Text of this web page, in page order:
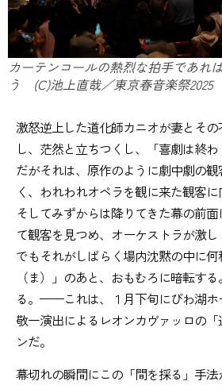
カーテンコールの熱烈な拍手であれ
う (C)池上直哉／東京春音楽祭2025
激怒逆上した道化師カニオが妻とそ
し、茫然と立ちつくし、「喜劇は終わ
だがそれは、原作のように劇中劇の
く、われわれオペラを観に来た観客に
そしてみずからは降りてきた幕の前
て観客を見つめ、オーケストラが激
でもそれがしばらく場内沈黙の中に
（ま）」のあと、おもむろに暗転す
る。——これは、１月下旬にびわ湖ホ
敬一演出によるレオンカヴァッロの
ンだ。
幕切れの瞬間にこの「間を採る」手